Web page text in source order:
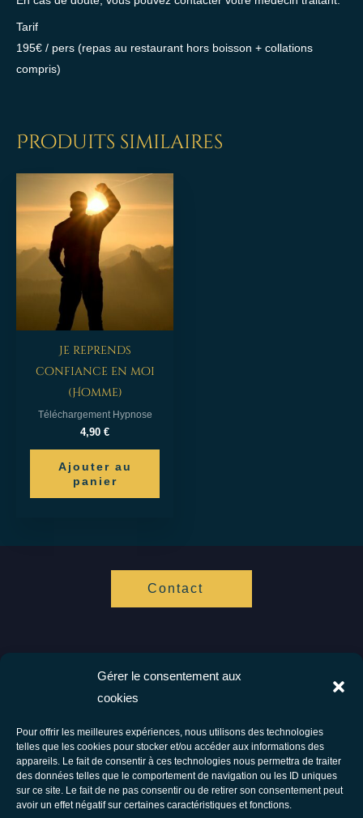
Gérer le consentement aux
cookies
Pour offrir les meilleures expériences, nous utilisons des technologies
telles que les cookies pour stocker et/ou accéder aux informations des
appareils. Le fait de consentir à ces technologies nous permettra de traiter
des données telles que le comportement de navigation ou les ID uniques
sur ce site. Le fait de ne pas consentir ou de retirer son consentement peut
avoir un effet négatif sur certaines caractéristiques et fonctions.
Tarif
195€ / pers (repas au restaurant hors boisson + collations
compris)
Produits similaires
Je reprends
confiance en moi
(Homme)
Téléchargement Hypnose
4,90 €
Ajouter au
panier
Contact
Ensemble vers votre bien être.
Facebook Instagram
Tous droits réservés © 2026 Vis Ta Vie Zen - Thérapie comportementale et
énergétique